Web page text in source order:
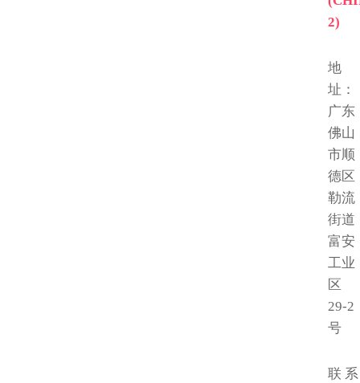
2)
地
址：
广东
佛山
市顺
德区
勒流
街道
富安
工业
区
29-2
号
联 系